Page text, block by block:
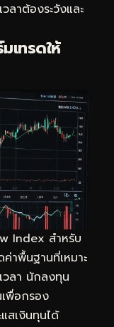
ลาต้องระวังและ
เทรดให้
Index สำหรับ
าพื้นฐานที่เหมาะ
วลา นักลงทุน
พื่อกรอง
สเงินทุนได้